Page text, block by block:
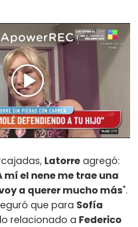
Latorre agregó:
mí el nene me trae una
a querer mucho más".
que para Sofía
relacionado a Federico